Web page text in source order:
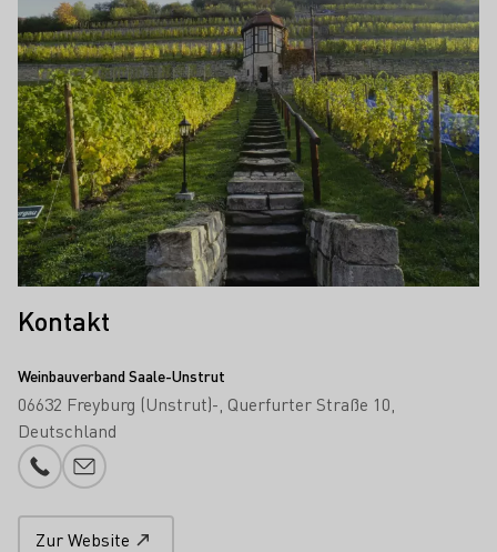
Kontakt
Weinbauverband Saale-Unstrut
06632 Freyburg (Unstrut)- Querfurter Straße 10
Deutschland
Telefonnummer
E-Mail-Adresse
Zur Website